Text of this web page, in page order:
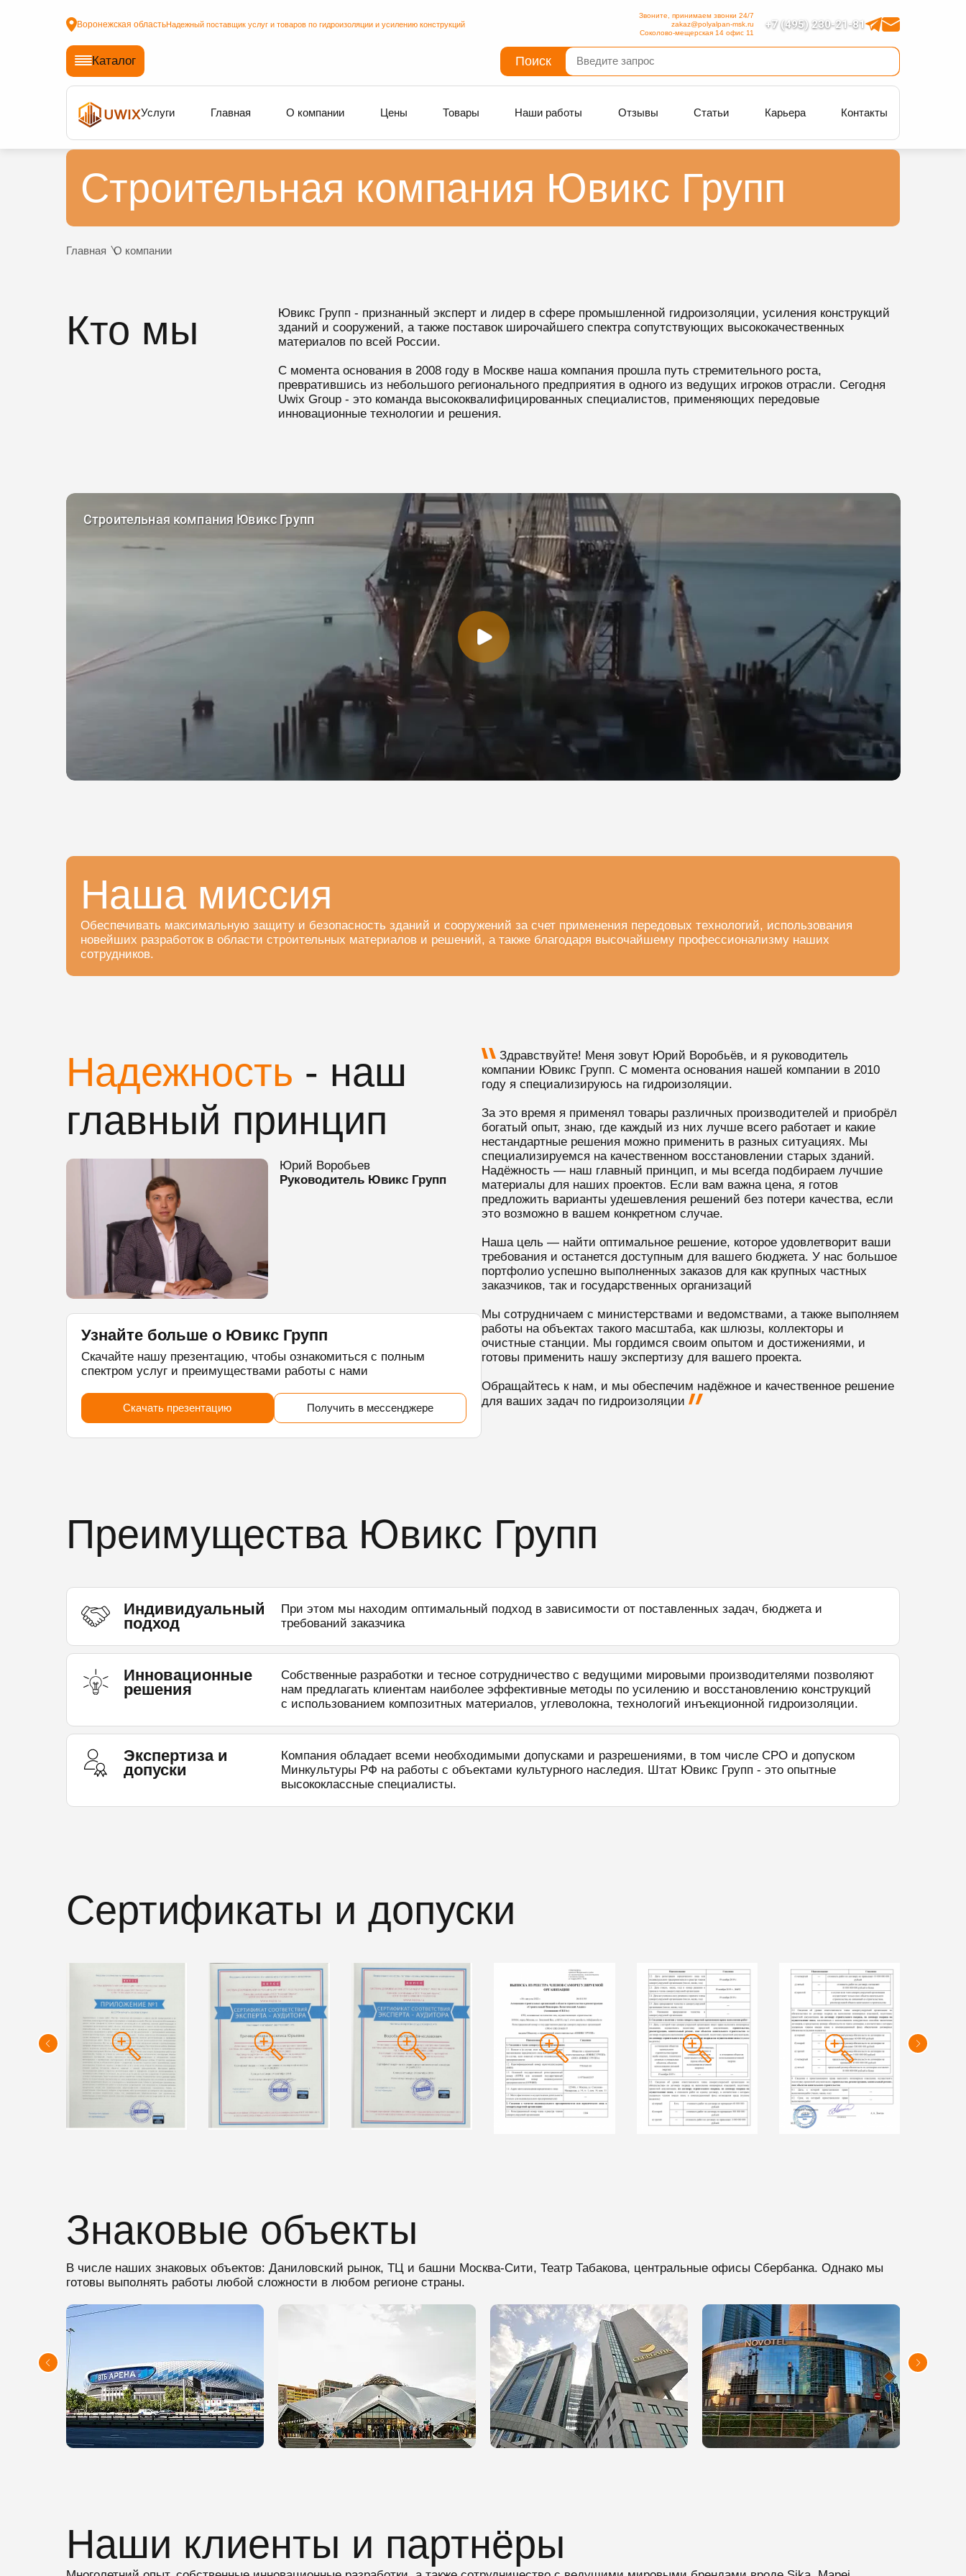
Воронежская областьНадежный поставщик услуг и товаров по гидроизоляции и усилению конструкций +7 (495) 230-21-81
Звоните, принимаем звонки 24/7
zakaz@polyalpan-msk.ru
Соколово-мещерская 14 офис 11
Каталог Поиск
Услуги Главная О компании Цены Товары Наши работы Отзывы Статьи Карьера Контакты
Строительная компания Ювикс Групп
Главная О компании
Кто мы
Ювикс Групп - признанный эксперт и лидер в сфере промышленной гидроизоляции, усиления конструкций
зданий и сооружений, а также поставок широчайшего спектра сопутствующих высококачественных
материалов по всей России.
С момента основания в 2008 году в Москве наша компания прошла путь стремительного роста,
превратившись из небольшого регионального предприятия в одного из ведущих игроков отрасли. Сегодня
Uwix Group - это команда высококвалифицированных специалистов, применяющих передовые
инновационные технологии и решения.
Наша миссия
Обеспечивать максимальную защиту и безопасность зданий и сооружений за счет применения передовых технологий, использования
новейших разработок в области строительных материалов и решений, а также благодаря высочайшему профессионализму наших
сотрудников.
Надежность - наш
главный принцип
Юрий Воробьев
Руководитель Ювикс Групп
Узнайте больше о Ювикс Групп
Скачайте нашу презентацию, чтобы ознакомиться с полным
спектром услуг и преимуществами работы с нами
Скачать презентацию Получить в мессенджере
Здравствуйте! Меня зовут Юрий Воробьёв, и я руководитель
компании Ювикс Групп. С момента основания нашей компании в 2010
году я специализируюсь на гидроизоляции.
За это время я применял товары различных производителей и приобрёл
богатый опыт, знаю, где каждый из них лучше всего работает и какие
нестандартные решения можно применить в разных ситуациях. Мы
специализируемся на качественном восстановлении старых зданий.
Надёжность — наш главный принцип, и мы всегда подбираем лучшие
материалы для наших проектов. Если вам важна цена, я готов
предложить варианты удешевления решений без потери качества, если
это возможно в вашем конкретном случае.
Наша цель — найти оптимальное решение, которое удовлетворит ваши
требования и останется доступным для вашего бюджета. У нас большое
портфолио успешно выполненных заказов для как крупных частных
заказчиков, так и государственных организаций
Мы сотрудничаем с министерствами и ведомствами, а также выполняем
работы на объектах такого масштаба, как шлюзы, коллекторы и
очистные станции. Мы гордимся своим опытом и достижениями, и
готовы применить нашу экспертизу для вашего проекта.
Обращайтесь к нам, и мы обеспечим надёжное и качественное решение
для ваших задач по гидроизоляции
Преимущества Ювикс Групп
Индивидуальный
подход
При этом мы находим оптимальный подход в зависимости от поставленных задач, бюджета и
требований заказчика
Инновационные
решения
Собственные разработки и тесное сотрудничество с ведущими мировыми производителями позволяют
нам предлагать клиентам наиболее эффективные методы по усилению и восстановлению конструкций
с использованием композитных материалов, углеволокна, технологий инъекционной гидроизоляции.
Экспертиза и
допуски
Компания обладает всеми необходимыми допусками и разрешениями, в том числе СРО и допуском
Минкультуры РФ на работы с объектами культурного наследия. Штат Ювикс Групп - это опытные
высококлассные специалисты.
Сертификаты и допуски
Знаковые объекты
В числе наших знаковых объектов: Даниловский рынок, ТЦ и башни Москва-Сити, Театр Табакова, центральные офисы Сбербанка. Однако мы
готовы выполнять работы любой сложности в любом регионе страны.
Наши клиенты и партнёры